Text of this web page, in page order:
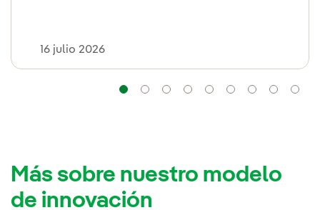
16 julio 2026
Navegación
Navegación
Navegación
Navegación
Navegación
Navegación
Más sobre nuestro modelo
de innovación